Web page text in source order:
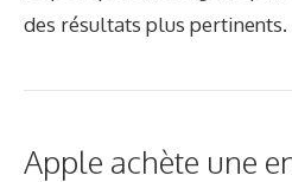
des résultats plus pertinents.
Apple achète une